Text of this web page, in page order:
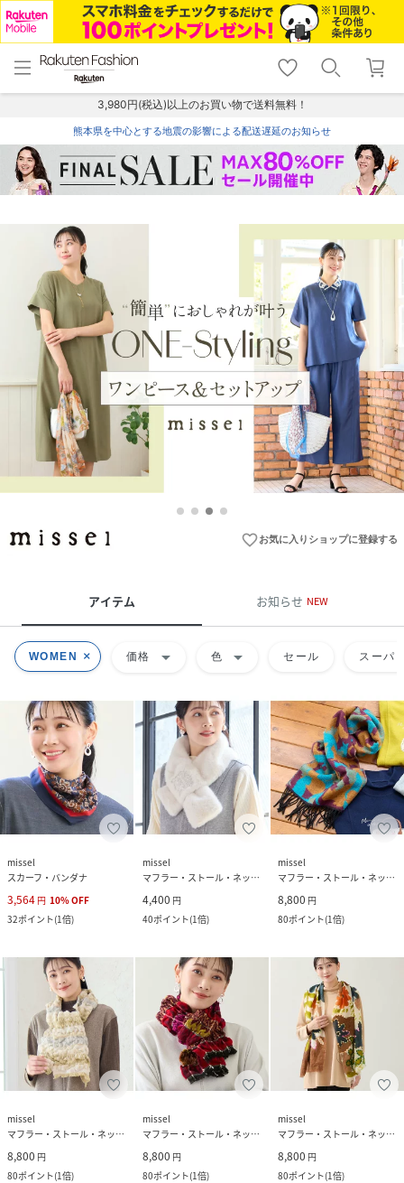
menu home
トップ
shopping_cart lock_outline
ログイン
3,980円(税込)以上のお買い物で送料無料！
熊本県を中心とする地震の影響による配送遅延のお知らせ
favorite_borderお気に入りショップに登録する
アイテム お知らせ NEW
WOMEN 価格 arrow_drop_down 色 arrow_drop_down セール スーパ
missel
スカーフ・バンダナ
3,564 円 10%OFF
32ポイント(1倍)
missel
マフラー・ストール・ネックウォーマー
4,400 円
40ポイント(1倍)
missel
マフラー・ストール・ネックウォーマー
8,800 円
80ポイント(1倍)
missel
マフラー・ストール・ネックウォーマー
8,800 円
80ポイント(1倍)
missel
マフラー・ストール・ネックウォーマー
8,800 円
80ポイント(1倍)
missel
マフラー・ストール・ネックウォーマー
8,800 円
80ポイント(1倍)